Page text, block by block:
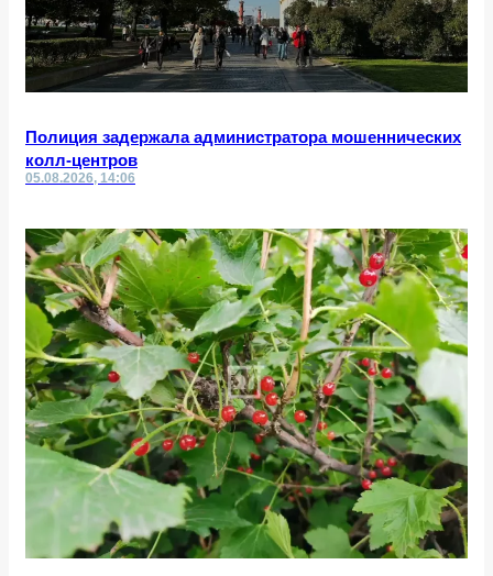
Полиция задержала администратора мошеннических
колл-центров
05.08.2026, 14:06